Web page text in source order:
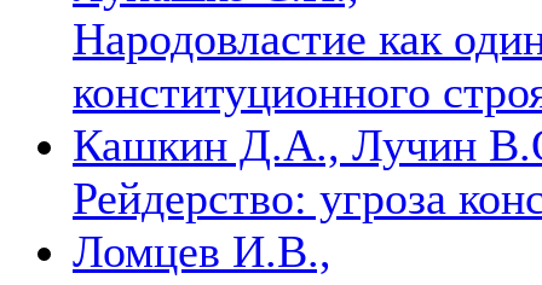
Народовластие как
конституционного
Кашкин Д.А., Лучин
Рейдерство: угроза
Ломцев И.В.,